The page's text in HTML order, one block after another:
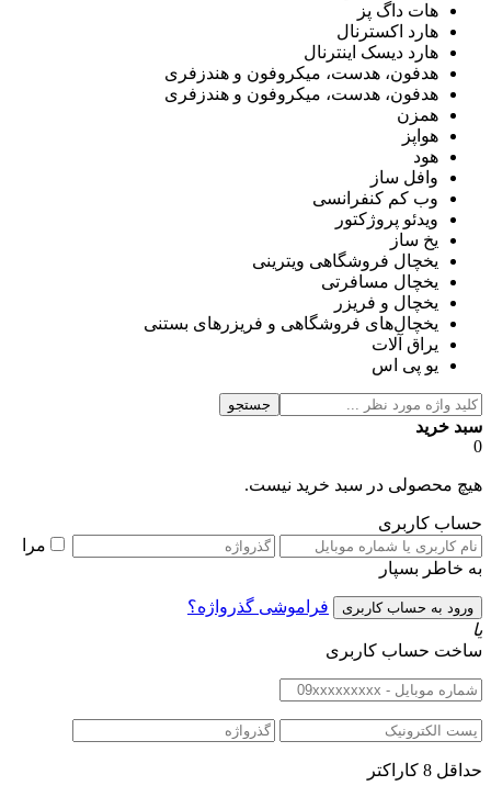
هات داگ پز
هارد اکسترنال
هارد دیسک اینترنال
هدفون، هدست، میکروفون و هندزفری
هدفون، هدست، میکروفون و هندزفری
همزن
هواپز
هود
وافل ساز
وب کم کنفرانسی
ویدئو پروژکتور
یخ ساز
یخچال فروشگاهی ویترینی
یخچال مسافرتی
یخچال و فریزر
یخچال‌های فروشگاهی و فریزرهای بستنی
یراق آلات
یو پی اس
جستجو
سبد خرید
0
هیچ محصولی در سبد خرید نیست.
حساب کاربری
مرا
به خاطر بسپار
فراموشی گذرواژه؟
یا
ساخت حساب کاربری
حداقل 8 کاراکتر